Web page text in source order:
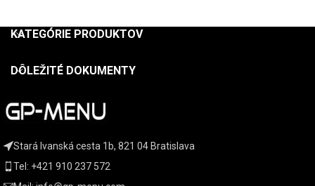
KATEGÓRIE PRODUKTOV
DÔLEŽITÉ DOKUMENTY
Stará Ivanská cesta 1b, 821 04 Bratislava
Tel: +421 910 237 572